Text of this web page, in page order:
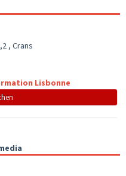
, Crans
Lisbonne